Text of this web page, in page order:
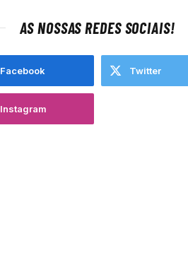
AS NOSSAS REDES SOCIAIS!
Facebook Twitter
Instagram